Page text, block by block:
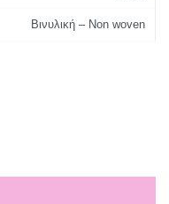
Βινυλική – Non woven